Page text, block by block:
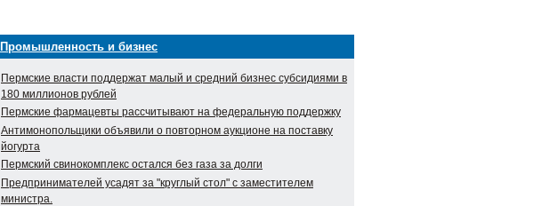
Промышленность и бизнес
Пермские власти поддержат малый и средний бизнес субсидиями в
180 миллионов рублей
Пермские фармацевты рассчитывают на федеральную поддержку
Антимонопольщики объявили о повторном аукционе на поставку
йогурта
Пермский свинокомплекс остался без газа за долги
Предпринимателей усадят за "круглый стол" с заместителем
министра.